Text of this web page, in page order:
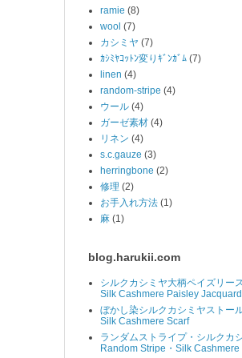
ramie (8)
wool (7)
カシミヤ (7)
ｶｼﾐﾔｺｯﾄﾝ変りｷﾞﾝｶﾞﾑ (7)
linen (4)
random-stripe (4)
ウール (4)
ガーゼ素材 (4)
リネン (4)
s.c.gauze (3)
herringbone (2)
修理 (2)
お手入れ方法 (1)
麻 (1)
blog.harukii.com
シルクカシミヤ大柄ペイズリー
Silk Cashmere Paisley
ぼかし染シルクカシミヤストー
Silk Cashmere Scarf
ランダムストライプ・シルクカ
Random Stripe・Silk Cashmere